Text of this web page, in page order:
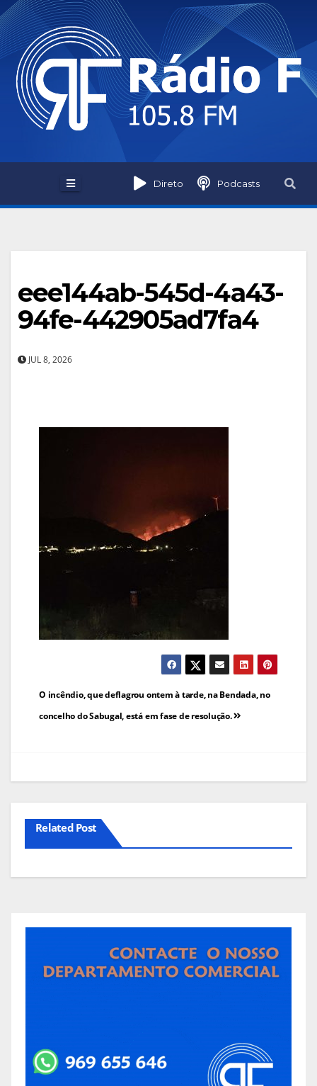
Skip
to
content
Direto Podcasts
eee144ab-545d-4a43-
94fe-442905ad7fa4
JUL 8, 2026
Navegação
de
O incêndio, que deflagrou ontem à tarde, na Bendada, no
concelho do Sabugal, está em fase de resolução.
Related Post